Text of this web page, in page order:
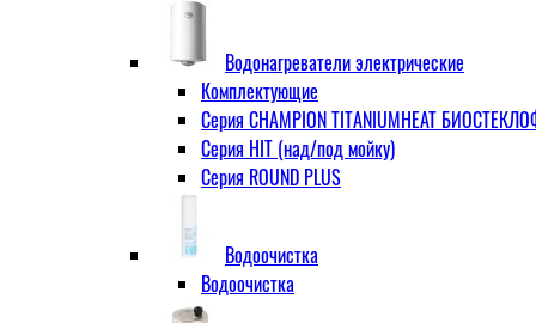
Водонагреватели электрические
Комплектующие
Серия CHAMPION TITANIUMHEAT
Серия HIT (над/под мойку)
Серия ROUND PLUS
Водоочистка
Водоочистка